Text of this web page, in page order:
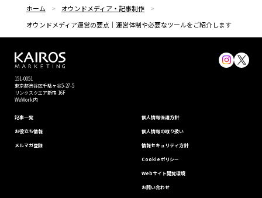
ホーム
オウンドメディア・記事制作
オウンドメディア運営の要点｜運営体制や必要なツールをご紹介します
151-0051
東京都渋⾕区千駄ヶ谷5-27-5
リンクスクエア新宿 16F
WeWork内
記事一覧
お役立ち情報
メルマガ登録
個⼈情報保護⽅針
個人情報の取り扱い
情報セキュリティ⽅針
Cookieポリシー
Webサイト閲覧環境
お問い合わせ